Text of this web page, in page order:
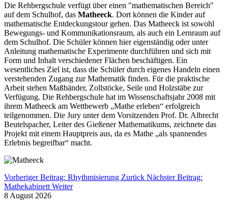
Die Rehbergschule verfügt über einen "mathematischen Bereich"
auf dem Schulhof, das Matheeck. Dort können die Kinder auf
mathematische Entdeckungstour gehen. Das Matheeck ist sowohl
Bewegungs- und Kommunikationsraum, als auch ein Lernraum auf
dem Schulhof. Die Schüler können hier eigenständig oder unter
Anleitung mathematische Experimente durchführen und sich mit
Form und Inhalt verschiedener Flächen beschäftigen. Ein
wesentliches Ziel ist, dass die Schüler durch eigenes Handeln einen
verstehenden Zugang zur Mathematik finden. Für die praktische
Arbeit stehen Maßbänder, Zollstöcke, Seile und Holzstäbe zur
Verfügung. Die Rehbergschule hat im Wissenschaftsjahr 2008 mit
ihrem Matheeck am Wettbewerb „Mathe erleben“ erfolgreich
teilgenommen. Die Jury unter dem Vorsitzenden Prof. Dr. Albrecht
Beutelspacher, Leiter des Gießener Mathematikums, zeichnete das
Projekt mit einem Hauptpreis aus, da es Mathe „als spannendes
Erlebnis begreifbar“ macht.
Vorheriger Beitrag: Rhythmisierung Zurück Nächster Beitrag:
Mathekabinett Weiter
8 August 2026